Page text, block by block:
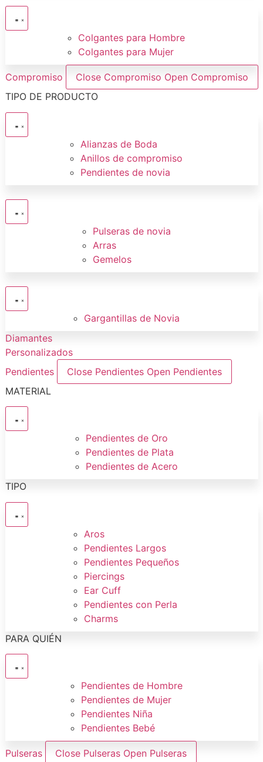
Colgantes para Hombre
Colgantes para Mujer
Compromiso Close Compromiso Open Compromiso
TIPO DE PRODUCTO
Alianzas de Boda
Anillos de compromiso
Pendientes de novia
Pulseras de novia
Arras
Gemelos
Gargantillas de Novia
Diamantes
Personalizados
Pendientes
Close Pendientes Open Pendientes
MATERIAL
Pendientes de Oro
Pendientes de Plata
Pendientes de Acero
TIPO
Aros
Pendientes Largos
Pendientes Pequeños
Piercings
Ear Cuff
Pendientes con Perla
Charms
PARA QUIÉN
Pendientes de Hombre
Pendientes de Mujer
Pendientes Niña
Pendientes Bebé
Pulseras Close Pulseras Open Pulseras